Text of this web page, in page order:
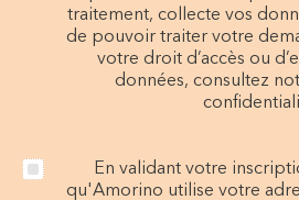
traitement, collecte vos
de pouvoir traiter votre
votre droit d’accès ou
données, consultez
En validant votre
qu'Amorino utilise votre